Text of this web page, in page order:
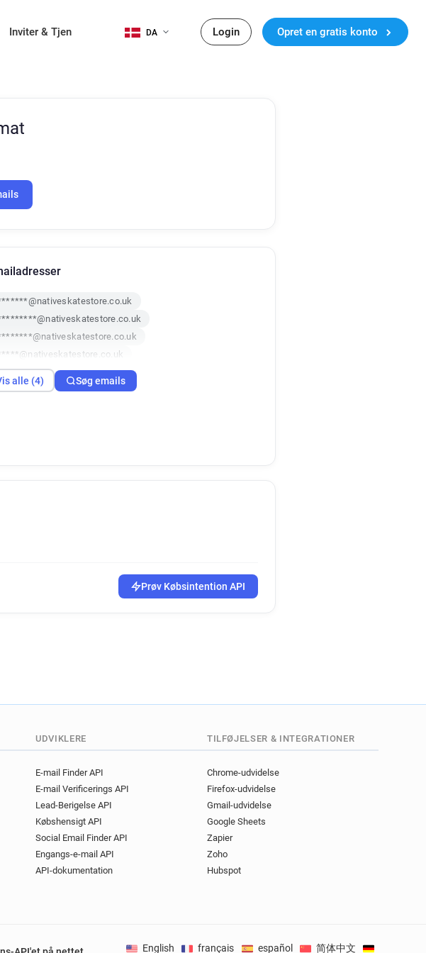
Inviter & Tjen DA Login Opret en gratis konto
alle (4) Søg emails
Prøv Købsintention API
UDVIKLERE
E-mail Finder API
E-mail Verificerings API
Lead-Berigelse API
Købshensigt API
Social Email Finder API
Engangs-e-mail API
API-dokumentation
TILFØJELSER & INTEGRATIONER
Chrome-udvidelse
Firefox-udvidelse
Gmail-udvidelse
Google Sheets
Zapier
Zoho
Hubspot
English français español 简体中文